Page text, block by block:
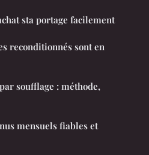
sta portage facilement
reconditionnés sont en
soufflage : méthode,
mensuels fiables et